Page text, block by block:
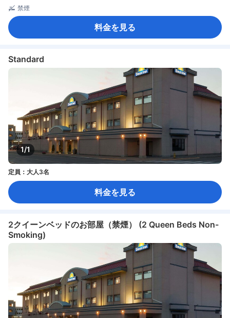
禁煙
料金を見る
Standard
1/1
定員：大人3名
料金を見る
2クイーンベッドのお部屋（禁煙） (2 Queen Beds Non-
Smoking)